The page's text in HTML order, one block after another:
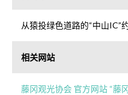
从猿投绿色道路的“中山IC”
相关网站
藤冈观光协会 官方网站 “藤